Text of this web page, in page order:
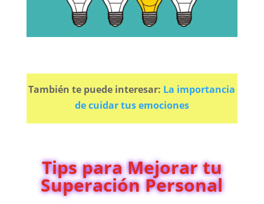
También te puede interesar: La importancia
de cuidar tus emociones
Tips para Mejorar tu
Superación Personal